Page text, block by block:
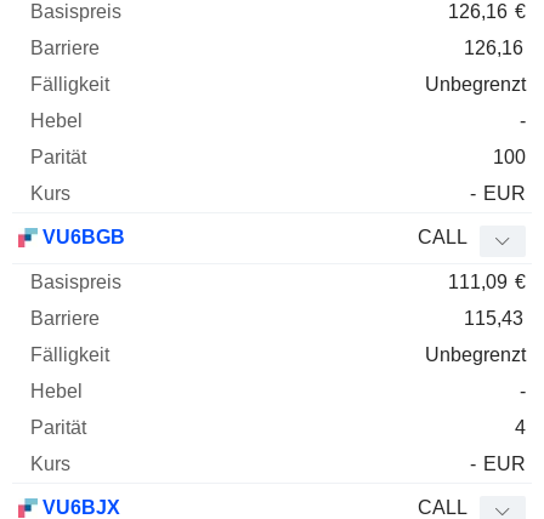
126,16 €
126,16
Unbegrenzt
-
100
- EUR
VU6BGB CALL
111,09 €
115,43
Unbegrenzt
-
4
- EUR
VU6BJX CALL